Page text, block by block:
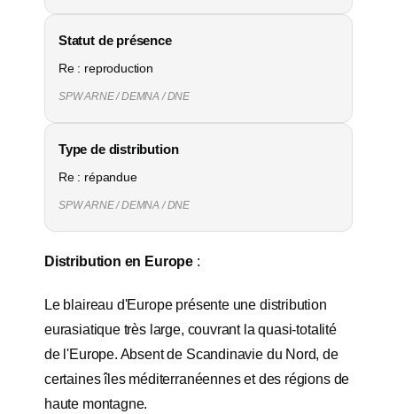
Statut de présence
Re : reproduction
SPW ARNE / DEMNA / DNE
Type de distribution
Re : répandue
SPW ARNE / DEMNA / DNE
Distribution en Europe :
Le blaireau d'Europe présente une distribution
eurasiatique très large, couvrant la quasi-totalité
de l'Europe. Absent de Scandinavie du Nord, de
certaines îles méditerranéennes et des régions de
haute montagne.